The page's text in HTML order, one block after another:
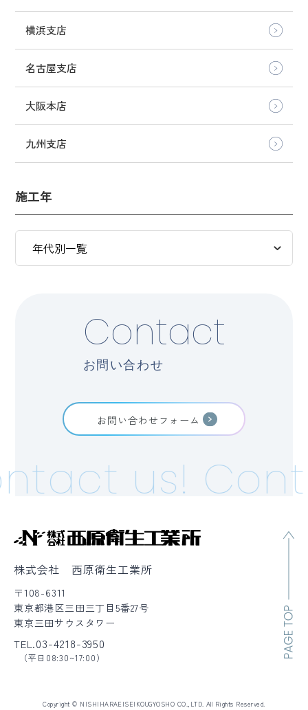
横浜支店
名古屋支店
大阪本店
九州支店
施工年
Contact
お問い合わせ
お問い合わせフォーム
us!
株式会社 西原衛生工業所
〒108-6311
東京都港区三田三丁目5番27号
東京三田サウスタワー
TEL.03-4218-3950
（平日08:30~17:00）
Copyright © NISHIHARAEISEIKOUGYOSHO CO.,LTD. All Rights Reserved.